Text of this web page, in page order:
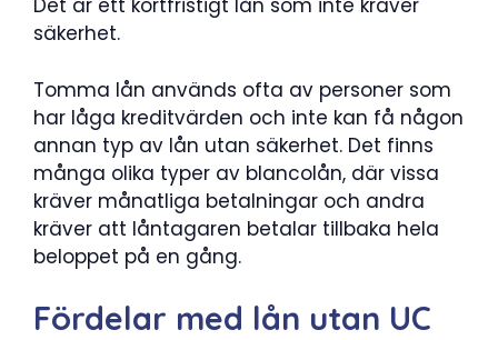
Det är ett kortfristigt lån som inte kräver
säkerhet.
Tomma lån används ofta av personer som
har låga kreditvärden och inte kan få någon
annan typ av lån utan säkerhet. Det finns
många olika typer av blancolån, där vissa
kräver månatliga betalningar och andra
kräver att låntagaren betalar tillbaka hela
beloppet på en gång.
Fördelar med lån utan UC